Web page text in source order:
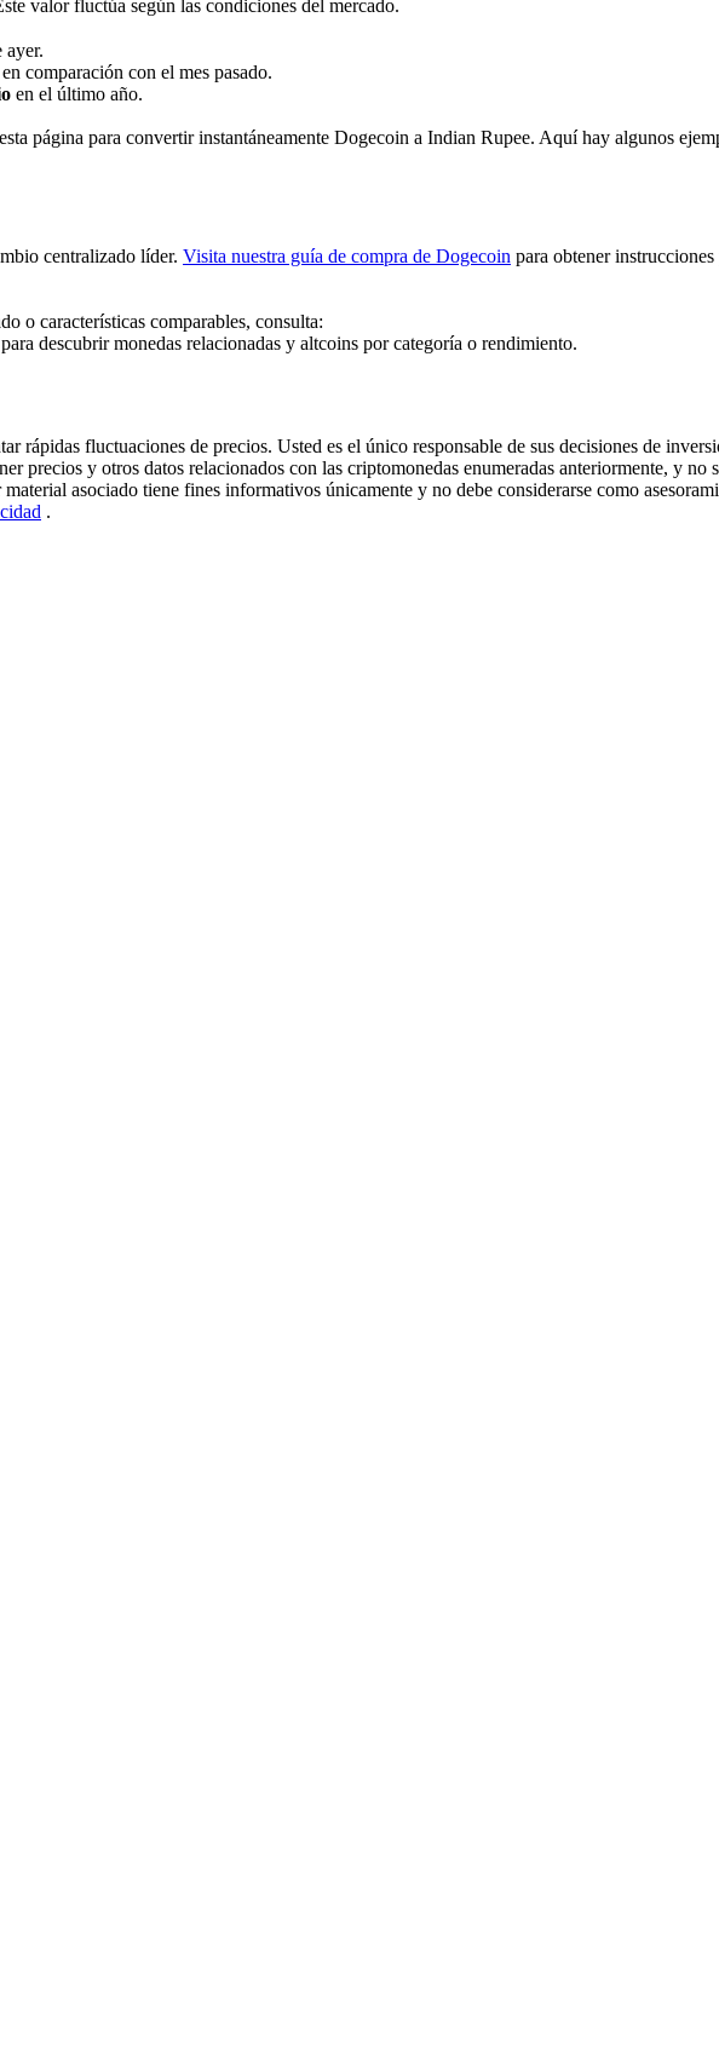
valor fluctúa según las condiciones del mercado.
ayer.
en comparación con el mes pasado.
en el último año.
página para convertir instantáneamente Dogecoin a Indian Rupee. Aquí hay algunos
centralizado líder. Visita nuestra guía de compra de Dogecoin para obtener
o características comparables, consulta:
para descubrir monedas relacionadas y altcoins por categoría o rendimiento.
rápidas fluctuaciones de precios. Usted es el único responsable de sus decisiones de
precios y otros datos relacionados con las criptomonedas enumeradas anteriormente, y no
asociado tiene fines informativos únicamente y no debe considerarse como
.